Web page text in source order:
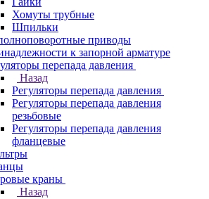
Хомуты трубные
Шпильки
приводы
к запорной арматуре
перепада давления
Назад
Регуляторы перепада давления
Регуляторы перепада давления
резьбовые
Регуляторы перепада давления
фланцевые
краны
Назад